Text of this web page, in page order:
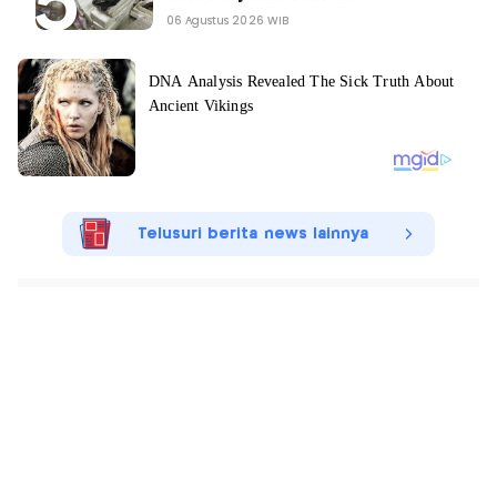
06 Agustus 2026 WIB
Telusuri berita news lainnya